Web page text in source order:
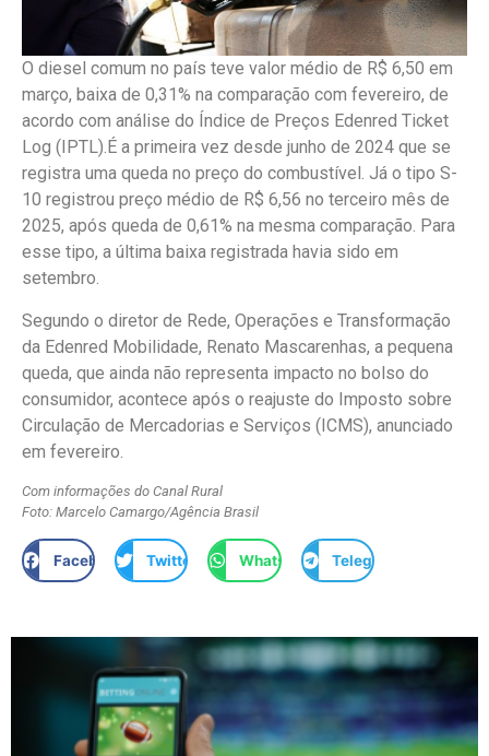
O diesel comum no país teve valor médio de R$ 6,50 em
março, baixa de 0,31% na comparação com fevereiro, de
acordo com análise do Índice de Preços Edenred Ticket
Log (IPTL).É a primeira vez desde junho de 2024 que se
registra uma queda no preço do combustível. Já o tipo S-
10 registrou preço médio de R$ 6,56 no terceiro mês de
2025, após queda de 0,61% na mesma comparação. Para
esse tipo, a última baixa registrada havia sido em
setembro.
Segundo o diretor de Rede, Operações e Transformação
da Edenred Mobilidade, Renato Mascarenhas, a pequena
queda, que ainda não representa impacto no bolso do
consumidor, acontece após o reajuste do Imposto sobre
Circulação de Mercadorias e Serviços (ICMS), anunciado
em fevereiro.
Com informações do Canal Rural
Foto: Marcelo Camargo/Agência Brasil
Facebook Twitter WhatsApp Telegram